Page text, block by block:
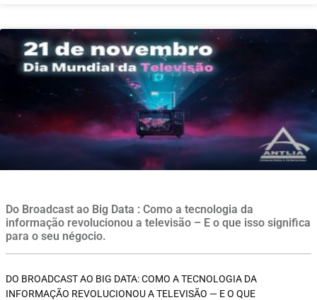
Do Broadcast ao Big Data : Como a tecnologia da
informação revolucionou a televisão – E o que isso significa
para o seu négocio.
DO BROADCAST AO BIG DATA: COMO A TECNOLOGIA DA
INFORMAÇÃO REVOLUCIONOU A TELEVISÃO — E O QUE